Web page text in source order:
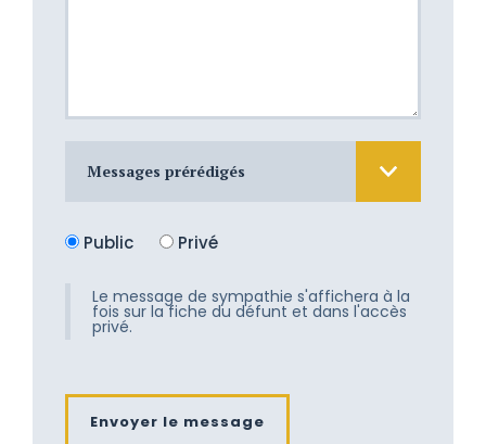
Messages prérédigés
Nous sommes atterrés devant cette
douloureuse épreuve. Nous aimerions
réconfort, mais les mots nous
manquent. Recevez toute notre
tendresse.
Son départ fût doux et les adieux
accompagnons dans le deuil et
Public Privé
Le message de sympathie s'affichera à la
fois sur la fiche du défunt et dans l'accès
privé.
Envoyer le message